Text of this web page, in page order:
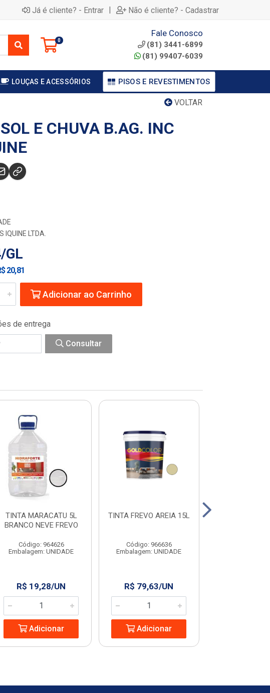
Já é cliente? - Entrar | Não é cliente? - Cadastrar
0
Fale Conosco
(81) 3441-6899
(81) 99407-6039
LOUÇAS E ACESSÓRIOS PISOS E REVESTIMENTOS
VOLTAR
E CHUVA B.AG. INC
IQUINE LTDA.
GL
20,81
Adicionar ao Carrinho
de entrega
Consultar
TINTA MARACATU 5L
BRANCO NEVE FREVO
Código: 964626
Embalagem: UNIDADE
R$ 19,28/UN
Adicionar
TINTA FREVO AREIA 15L
Código: 966636
Embalagem: UNIDADE
R$ 79,63/UN
Adicionar